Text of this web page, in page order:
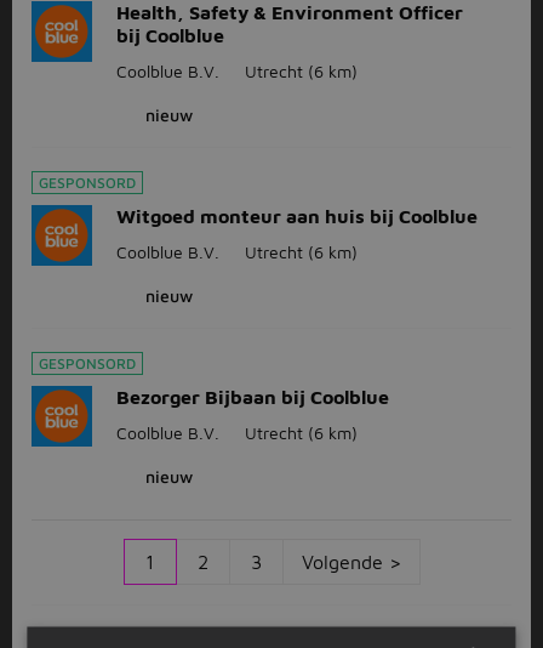
Health, Safety & Environment Officer
bij Coolblue
Coolblue B.V. Utrecht (6 km)
nieuw
GESPONSORD
Witgoed monteur aan huis bij Coolblue
Coolblue B.V. Utrecht (6 km)
nieuw
GESPONSORD
Bezorger Bijbaan bij Coolblue
Coolblue B.V. Utrecht (6 km)
nieuw
1 2 3 Volgende >